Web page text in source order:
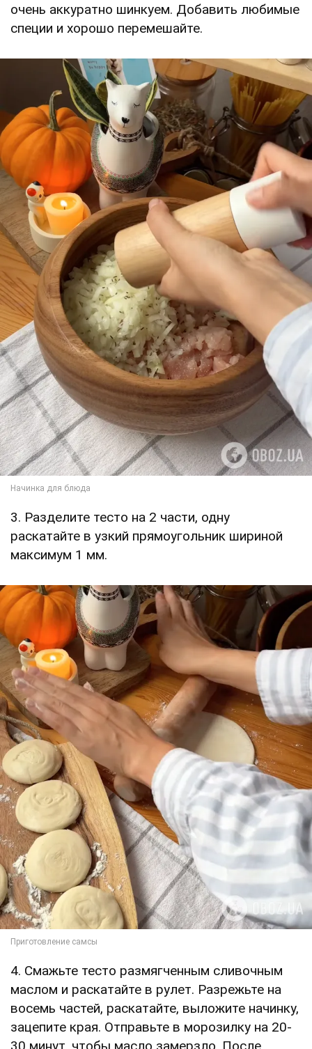
очень аккуратно шинкуем. Добавить любимые
специи и хорошо перемешайте.
3. Разделите тесто на 2 части, одну
раскатайте в узкий прямоугольник шириной
максимум 1 мм.
4. Смажьте тесто размягченным сливочным
маслом и раскатайте в рулет. Разрежьте на
восемь частей, раскатайте, выложите начинку,
зацепите края. Отправьте в морозилку на 20-